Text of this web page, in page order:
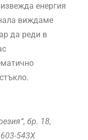
енергия
виждаме
да реди в
бр. 18,
543X